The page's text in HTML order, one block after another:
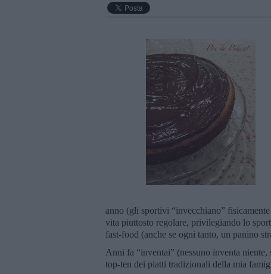
anno (gli sportivi “invecchiano”
vita piuttosto regolare, privilegiando lo
fast-food (anche se ogni tanto, un panino
Anni fa “inventai” (nessuno inventa
top-ten dei piatti tradizionali della mia